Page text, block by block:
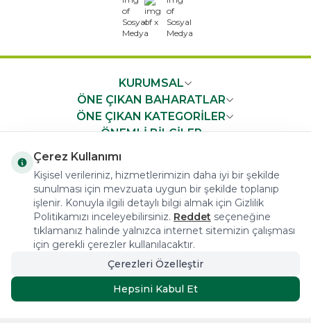
x
KURUMSAL
ÖNE ÇIKAN BAHARATLAR
ÖNE ÇIKAN KATEGORİLER
ÖNEMLİ BİLGİLER
COPYRIGHT © 2023 arifoglu.com ALL RIGHTS RESERVED
Tasarım ve Reklam Danışmanlığı AJANSTEK
Çerez Kullanımı
Kişisel verileriniz, hizmetlerimizin daha iyi bir şekilde
sunulması için mevzuata uygun bir şekilde toplanıp
işlenir. Konuyla ilgili detaylı bilgi almak için Gizlilik
Politikamızı inceleyebilirsiniz. Reddet seçeneğine
tıklamanız halinde yalnızca internet sitemizin çalışması
için gerekli çerezler kullanılacaktır.
Çerezleri Özelleştir
Hepsini Kabul Et